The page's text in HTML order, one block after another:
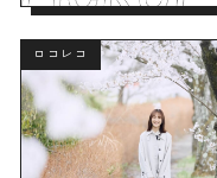
ロコレコ